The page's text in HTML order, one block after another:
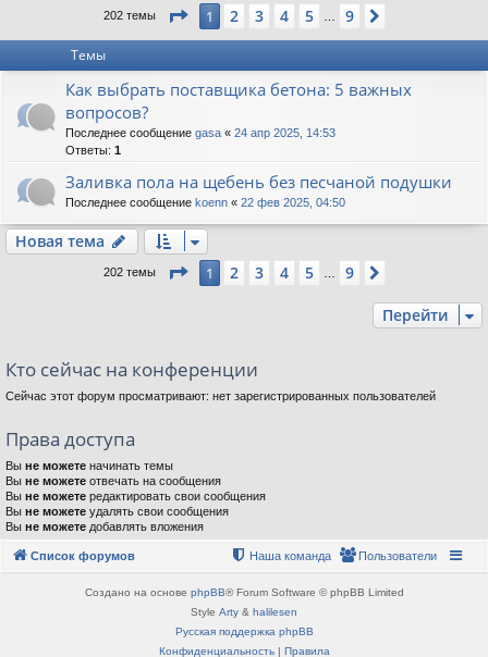
202 темы Страница из 9
1 2 3 4 5 9
Темы
Как выбрать поставщика бетона: 5 важных
вопросов?
Последнее сообщение gasa « 24 апр 2025, 14:53
Ответы: 1
Заливка пола на щебень без песчаной подушки
Последнее сообщение koenn « 22 фев 2025, 04:50
Новая тема
202 темы Страница из 9
1 2 3 4 5 9
Перейти
Кто сейчас на конференции
Сейчас этот форум просматривают: нет зарегистрированных пользователей
Права доступа
Вы не можете начинать темы
Вы не можете отвечать на сообщения
Вы не можете редактировать свои сообщения
Вы не можете удалять свои сообщения
Вы не можете добавлять вложения
Список форумов Пользователи
Наша команда
Создано на основе phpBB® Forum Software © phpBB Limited
Style Arty & halilesen
Русская поддержка phpBB
Конфиденциальность| Правила